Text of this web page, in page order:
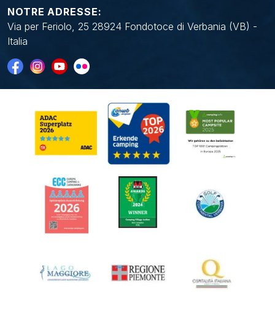
NOTRE ADRESSE:
Via per Feriolo, 25 28924 Fondotoce di Verbania (VB) -
Italia